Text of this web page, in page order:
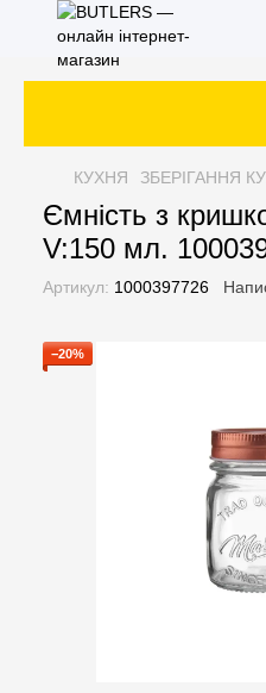
КУХНЯ ЗБЕРІГАННЯ
Ємність з
V:150 мл.
Артикул: 1000397726
−20%